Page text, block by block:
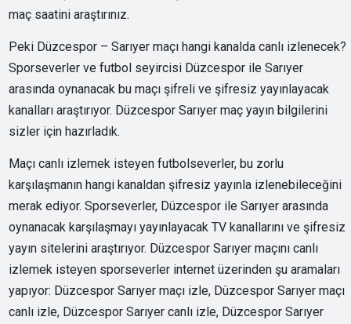
maç saatini araştırınız.
Peki Düzcespor – Sarıyer maçı hangi kanalda canlı izlenecek?
Sporseverler ve futbol seyircisi Düzcespor ile Sarıyer
arasında oynanacak bu maçı şifreli ve şifresiz yayınlayacak
kanalları araştırıyor. Düzcespor Sarıyer maç yayın bilgilerini
sizler için hazırladık.
Maçı canlı izlemek isteyen futbolseverler, bu zorlu
karşılaşmanın hangi kanaldan şifresiz yayınla izlenebileceğini
merak ediyor. Sporseverler, Düzcespor ile Sarıyer arasında
oynanacak karşılaşmayı yayınlayacak TV kanallarını ve şifresiz
yayın sitelerini araştırıyor. Düzcespor Sarıyer maçını canlı
izlemek isteyen sporseverler internet üzerinden şu aramaları
yapıyor: Düzcespor Sarıyer maçı izle, Düzcespor Sarıyer maçı
canlı izle, Düzcespor Sarıyer canlı izle, Düzcespor Sarıyer